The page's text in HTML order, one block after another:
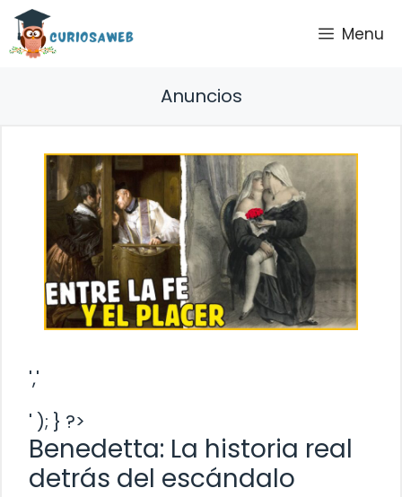
Saltar
contenido
Menu
Anuncios
','
' ); } ?>
Benedetta: La historia real
detrás del escándalo